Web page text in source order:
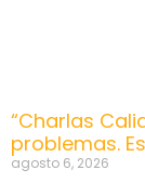
“Charlas
problemas.
agosto 6, 2026